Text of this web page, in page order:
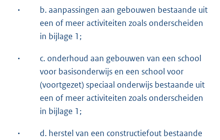
·
b. aanpassingen aan gebouwen bestaande uit
een of meer activiteiten zoals onderscheiden
in bijlage 1;
·
c. onderhoud aan gebouwen van een school
voor basisonderwijs en een school voor
(voortgezet) speciaal onderwijs bestaande uit
een of meer activiteiten zoals onderscheiden
in bijlage 1;
·
d. herstel van een constructiefout bestaande